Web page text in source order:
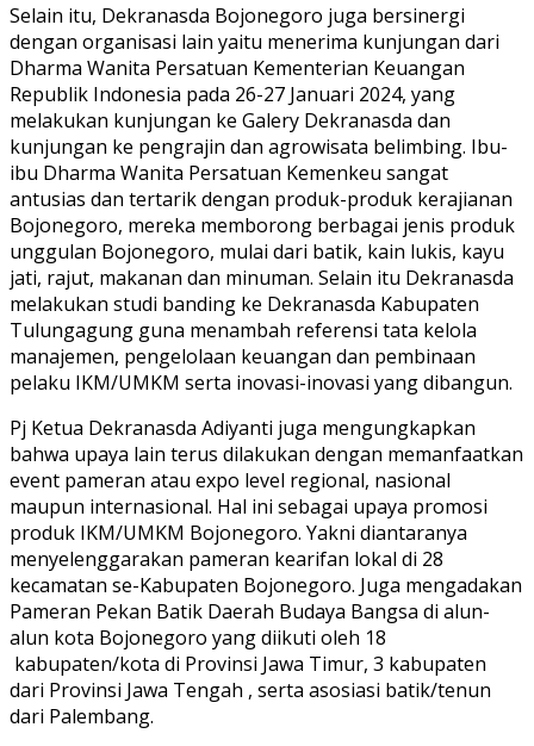
Selain itu, Dekranasda Bojonegoro juga bersinergi
dengan organisasi lain yaitu menerima kunjungan dari
Dharma Wanita Persatuan Kementerian Keuangan
Republik Indonesia pada 26-27 Januari 2024, yang
melakukan kunjungan ke Galery Dekranasda dan
kunjungan ke pengrajin dan agrowisata belimbing. Ibu-
ibu Dharma Wanita Persatuan Kemenkeu sangat
antusias dan tertarik dengan produk-produk kerajianan
Bojonegoro, mereka memborong berbagai jenis produk
unggulan Bojonegoro, mulai dari batik, kain lukis, kayu
jati, rajut, makanan dan minuman. Selain itu Dekranasda
melakukan studi banding ke Dekranasda Kabupaten
Tulungagung guna menambah referensi tata kelola
manajemen, pengelolaan keuangan dan pembinaan
pelaku IKM/UMKM serta inovasi-inovasi yang dibangun.
Pj Ketua Dekranasda Adiyanti juga mengungkapkan
bahwa upaya lain terus dilakukan dengan memanfaatkan
event pameran atau expo level regional, nasional
maupun internasional. Hal ini sebagai upaya promosi
produk IKM/UMKM Bojonegoro. Yakni diantaranya
menyelenggarakan pameran kearifan lokal di 28
kecamatan se-Kabupaten Bojonegoro. Juga mengadakan
Pameran Pekan Batik Daerah Budaya Bangsa di alun-
alun kota Bojonegoro yang diikuti oleh 18
kabupaten/kota di Provinsi Jawa Timur, 3 kabupaten
dari Provinsi Jawa Tengah , serta asosiasi batik/tenun
dari Palembang.